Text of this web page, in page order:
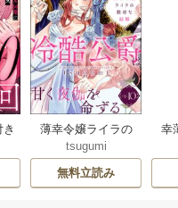
薄幸令嬢ライラの
数奇な結婚 愛さな
いと告げた冷酷公
爵は甘く夜伽を命
tsugumi
無料立読み
幸